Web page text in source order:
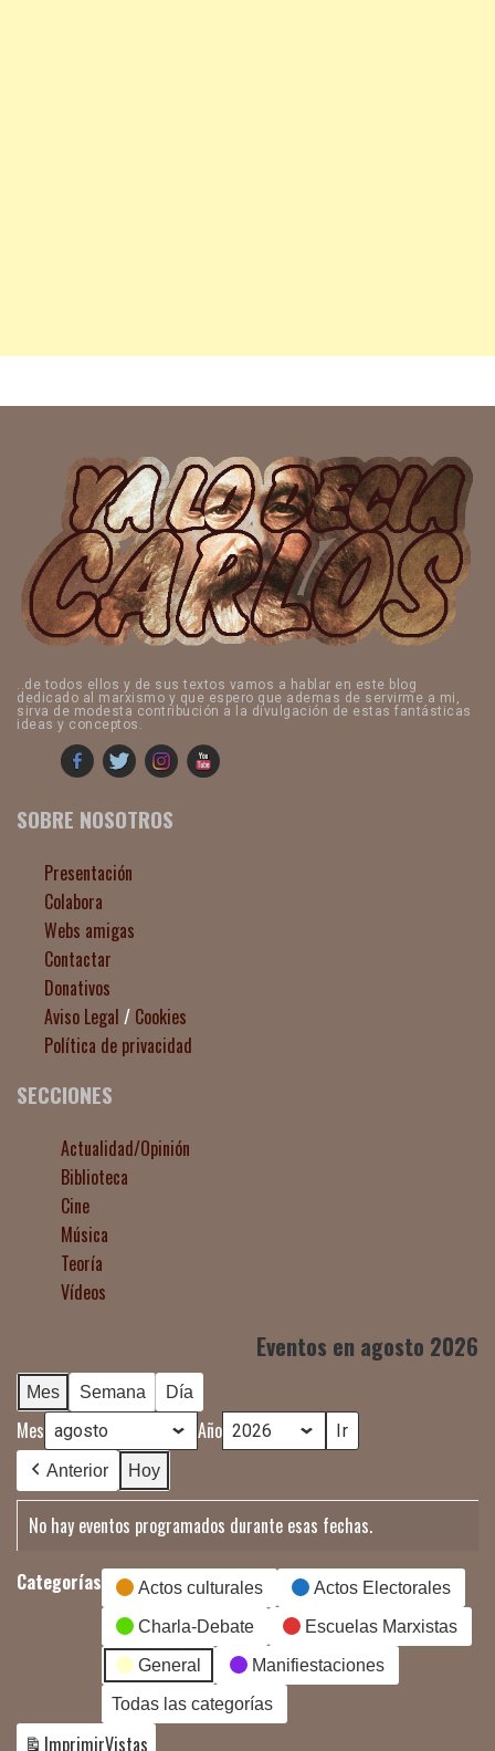
..de todos ellos y de sus textos vamos a hablar en este blog
dedicado al marxismo y que espero que ademas de servirme a mi,
sirva de modesta contribución a la divulgación de estas fantásticas
ideas y conceptos.
SOBRE NOSOTROS
Presentación
Colabora
Webs amigas
Contactar
Donativos
Aviso Legal / Cookies
Política de privacidad
SECCIONES
Actualidad/Opinión
Biblioteca
Cine
Música
Teoría
Vídeos
Eventos en agosto 2026
Mes Semana Día
Mes Año
Anterior Hoy
No hay eventos programados durante esas fechas.
Categorías Actos culturales Actos Electorales
Charla-Debate Escuelas Marxistas
General Manifiestaciones
Todas las categorías
ImprimirVistas